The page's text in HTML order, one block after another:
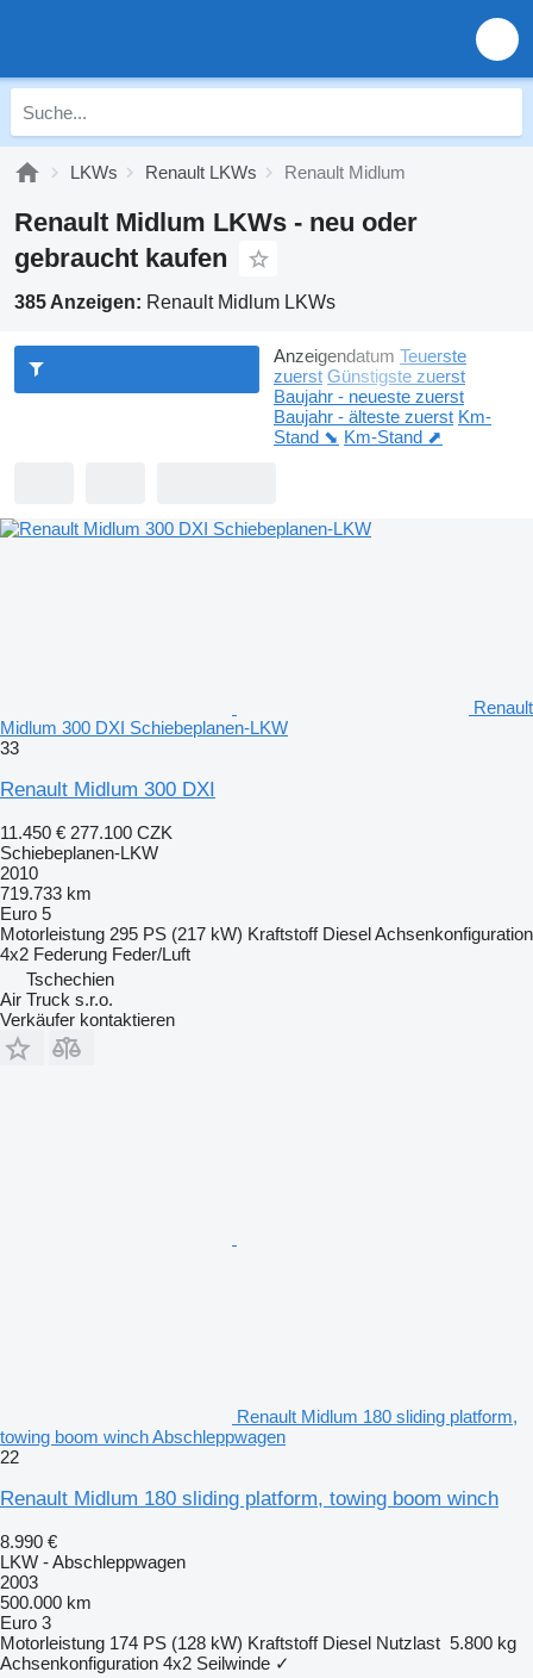
LKWs Renault LKWs Renault Midlum
Renault Midlum LKWs - neu oder
gebraucht kaufen
385 Anzeigen: Renault Midlum LKWs
Anzeigendatum Teuerste
zuerst Günstigste zuerst
Baujahr - neueste zuerst
Baujahr - älteste zuerst Km-
Stand ⬊ Km-Stand ⬈
Renault
Midlum 300 DXI Schiebeplanen-LKW
33
Renault Midlum 300 DXI
11.450 € 277.100 CZK
Schiebeplanen-LKW
2010
719.733 km
Euro 5
Motorleistung 295 PS (217 kW) Kraftstoff DieselAchsenkonfiguration
4x2 Federung Feder/Luft
Tschechien
Air Truck s.r.o.
Verkäufer kontaktieren
Renault Midlum 180 sliding platform,
towing boom winch Abschleppwagen
22
Renault Midlum 180 sliding platform, towing boom winch
8.990 €
LKW - Abschleppwagen
2003
500.000 km
Euro 3
Motorleistung 174 PS (128 kW) Kraftstoff Diesel Nutzlast 5.800 kg
Achsenkonfiguration 4x2 Seilwinde ✓